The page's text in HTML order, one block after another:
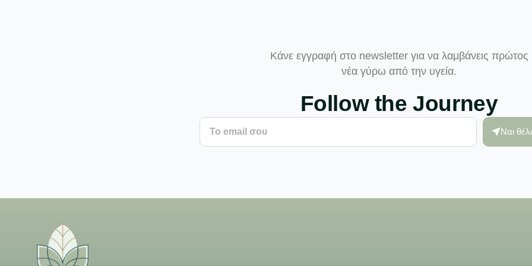
Κάνε εγγραφή στο newsletter για να λαμβάνεις πρώτος
νέα γύρω από την υγεία.
Follow the Journey
Ναι